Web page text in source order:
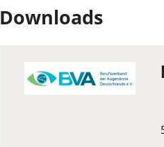
Downloads